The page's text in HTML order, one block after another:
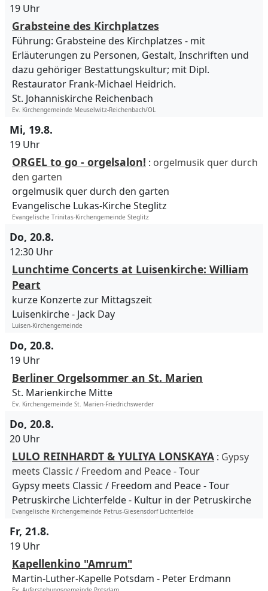
19 Uhr
Grabsteine des Kirchplatzes
Führung: Grabsteine des Kirchplatzes - mit
Erläuterungen zu Personen, Gestalt, Inschriften und
dazu gehöriger Bestattungskultur; mit Dipl.
Restaurator Frank-Michael Heidrich.
St. Johanniskirche Reichenbach
Ev. Kirchengemeinde Meuselwitz-Reichenbach/OL
Mi, 19.8.
19 Uhr
ORGEL to go - orgelsalon! : orgelmusik quer durch
den garten
orgelmusik quer durch den garten
Evangelische Lukas-Kirche Steglitz
Evangelische Trinitas-Kirchengemeinde Steglitz
Do, 20.8.
12:30 Uhr
Lunchtime Concerts at Luisenkirche: William
Peart
kurze Konzerte zur Mittagszeit
Luisenkirche
Jack Day
Luisen-Kirchengemeinde
Do, 20.8.
19 Uhr
Berliner Orgelsommer an St. Marien
St. Marienkirche Mitte
Ev. Kirchengemeinde St. Marien-Friedrichswerder
Do, 20.8.
20 Uhr
LULO REINHARDT & YULIYA LONSKAYA : Gypsy
meets Classic / Freedom and Peace - Tour
Gypsy meets Classic / Freedom and Peace - Tour
Petruskirche Lichterfelde
Kultur in der Petruskirche
Evangelische Kirchengemeinde Petrus-Giesensdorf Lichterfelde
Fr, 21.8.
19 Uhr
Kapellenkino "Amrum"
Martin-Luther-Kapelle Potsdam Peter Erdmann